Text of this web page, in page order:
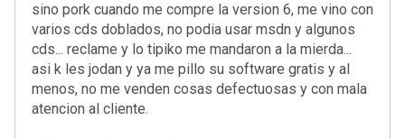
sino pork cuando me compre la version 6, me vino con
varios cds doblados, no podia usar msdn y algunos
cds... reclame y lo tipiko me mandaron a la mierda...
asi k les jodan y ya me pillo su software gratis y al
menos, no me venden cosas defectuosas y con mala
atencion al cliente.